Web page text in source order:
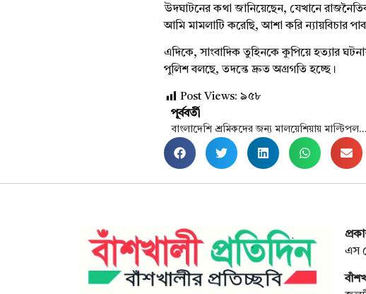
উদঘাটনের কথা জানিয়েছেন, যেখানে রাজনৈতিক
আমি মামলাটি করেছি, আশা করি ন্যায়বিচার
এদিকে, সাংবাদিক তুহিনকে কুপিয়ে হত্যার
পুলিশ বলছে, তদন্তে দ্রুত অগ্রগতি হচ্ছে।
Post Views: ৯৫৮
পূর্ববর্তী
বাংলাদেশি শ্রমিকদের জন্য মালয়েশিয়ায় মাল্টিপল এন্ট্রি ভিসা চালু
এস